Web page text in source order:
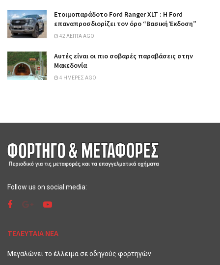
Ετοιμοπαράδοτο Ford Ranger XLT : Η Ford
επαναπροσδιορίζει τον όρο “Βασική Έκδοση”
42 ΛΕΠΤΆ AGO
Αυτές είναι οι πιο σοβαρές παραβάσεις στην
Μακεδονία
4 ΗΜΈΡΕΣ AGO
Follow us on social media:
ΤΕΛΕΥΤΑΙΑ ΝΕΑ
Μεγαλώνει το έλλειμα σε οδηγούς φορτηγών